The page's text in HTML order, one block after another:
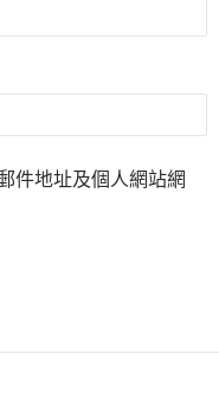
件地址及個人網站網